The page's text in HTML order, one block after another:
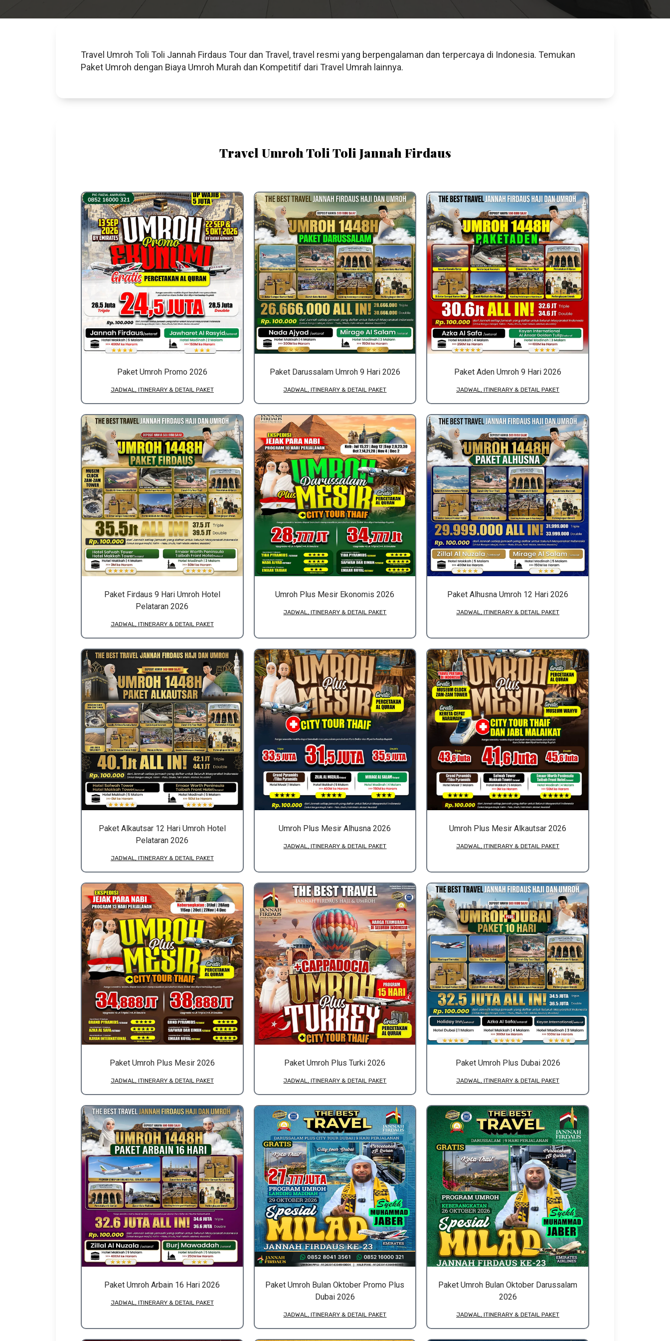
Travel Umroh Toli Toli Jannah Firdaus Tour dan Travel, travel resmi yang berpengalaman dan terpercaya di Indonesia. Temukan
Paket Umroh dengan Biaya Umroh Murah dan Kompetitif dari Travel Umrah lainnya.
Travel Umroh Toli Toli Jannah Firdaus
Paket Umroh Promo 2026
JADWAL, ITINERARY & DETAIL PAKET
Paket Darussalam Umroh 9 Hari 2026
JADWAL, ITINERARY & DETAIL PAKET
Paket Aden Umroh 9 Hari 2026
JADWAL, ITINERARY & DETAIL PAKET
Paket Firdaus 9 Hari Umroh Hotel
Pelataran 2026
JADWAL, ITINERARY & DETAIL PAKET
Umroh Plus Mesir Ekonomis 2026
JADWAL, ITINERARY & DETAIL PAKET
Paket Alhusna Umroh 12 Hari 2026
JADWAL, ITINERARY & DETAIL PAKET
Paket Alkautsar 12 Hari Umroh Hotel
Pelataran 2026
JADWAL, ITINERARY & DETAIL PAKET
Umroh Plus Mesir Alhusna 2026
JADWAL, ITINERARY & DETAIL PAKET
Umroh Plus Mesir Alkautsar 2026
JADWAL, ITINERARY & DETAIL PAKET
Paket Umroh Plus Mesir 2026
JADWAL, ITINERARY & DETAIL PAKET
Paket Umroh Plus Turki 2026
JADWAL, ITINERARY & DETAIL PAKET
Paket Umroh Plus Dubai 2026
JADWAL, ITINERARY & DETAIL PAKET
Paket Umroh Arbain 16 Hari 2026
JADWAL, ITINERARY & DETAIL PAKET
Paket Umroh Bulan Oktober Promo Plus
Dubai 2026
JADWAL, ITINERARY & DETAIL PAKET
Paket Umroh Bulan Oktober Darussalam
2026
JADWAL, ITINERARY & DETAIL PAKET